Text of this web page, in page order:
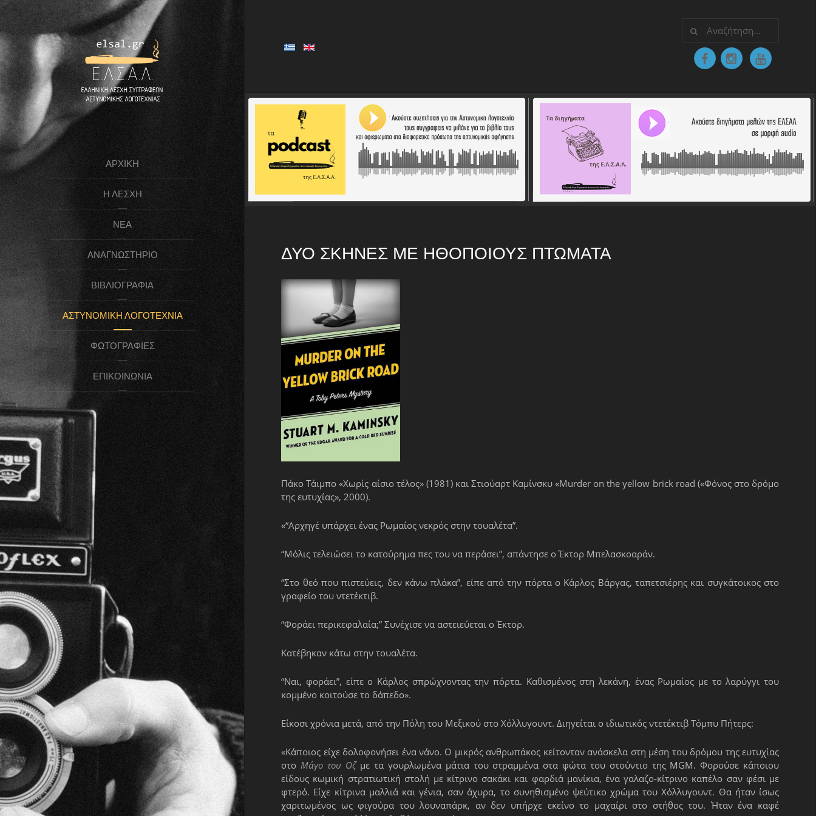
ΑΡΧΙΚΉ
Η ΛΈΣΧΗ
ΝΈΑ
ΑΝΑΓΝΩΣΤΉΡΙΟ
ΒΙΒΛΙΟΓΡΑΦΊΑ
ΑΣΤΥΝΟΜΙΚΉ ΛΟΓΟΤΕΧΝΊΑ
ΦΩΤΟΓΡΑΦΊΕΣ
ΕΠΙΚΟΙΝΩΝΊΑ
ΔΎΟ ΣΚΗΝΈΣ ΜΕ ΗΘΟΠΟΙΟΎΣ ΠΤΏΜΑΤΑ
Πάκο Τάιμπο «Χωρίς αίσιο τέλος» (1981) και Στιούαρτ Καμίνσκυ «Murder on the yellow brick road («Φόνος στο δρόμο
της ευτυχίας», 2000).
«“Αρχηγέ υπάρχει ένας Ρωμαίος νεκρός στην τουαλέτα”.
“Μόλις τελειώσει το κατούρημα πες του να περάσει”, απάντησε ο Έκτορ Μπελασκοαράν.
“Στο θεό που πιστεύεις, δεν κάνω πλάκα”, είπε από την πόρτα ο Κάρλος Βάργας, ταπετσιέρης και συγκάτοικος στο
γραφείο του ντετέκτιβ.
“Φοράει περικεφαλαία;” Συνέχισε να αστειεύεται ο Έκτορ.
Κατέβηκαν κάτω στην τουαλέτα.
“Ναι, φοράει”, είπε ο Κάρλος σπρώχνοντας την πόρτα. Καθισμένος στη λεκάνη, ένας Ρωμαίος με το λαρύγγι του
κομμένο κοιτούσε το δάπεδο».
Είκοσι χρόνια μετά, από την Πόλη του Μεξικού στο Χόλλυγουντ. Διηγείται ο ιδιωτικός ντετέκτιβ Τόμπυ Πήτερς:
«Κάποιος είχε δολοφονήσει ένα νάνο. Ο μικρός ανθρωπάκος κείτονταν ανάσκελα στη μέση του δρόμου της ευτυχίας
στο Μάγο του Οζ με τα γουρλωμένα μάτια του στραμμένα στα φώτα του στούντιο της MGM. Φορούσε κάποιου
είδους κωμική στρατιωτική στολή με κίτρινο σακάκι και φαρδιά μανίκια, ένα γαλαζο-κίτρινο καπέλο σαν φέσι με
φτερό. Είχε κίτρινα μαλλιά και γένια, σαν άχυρα, το συνηθισμένο ψεύτικο χρώμα του Χόλλυγουντ. Θα ήταν ίσως
χαριτωμένος ως φιγούρα του λουναπάρκ, αν δεν υπήρχε εκείνο το μαχαίρι στο στήθος του. Ήταν ένα καφέ